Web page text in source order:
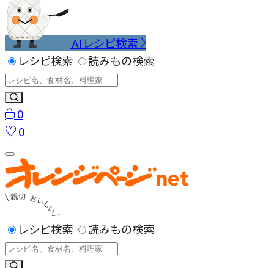
AIレシピ検索
レシピ検索
読みもの検索
0
0
レシピ検索 読みもの検索